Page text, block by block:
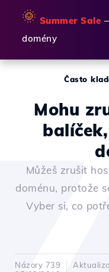
🌞 Summer Sale
domény
Často
Mohu
Můžeš zrušit
doménu, protože
Vyber si, co
Názory 739